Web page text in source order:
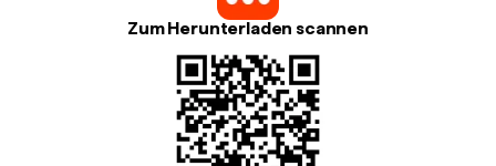
Zum Herunterladen scannen